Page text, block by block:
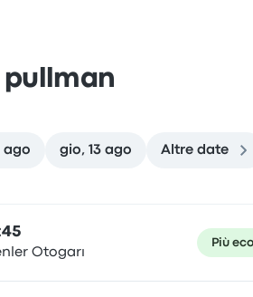
pullman
ago gio, 13 ago Altre date
Otogarı
Più